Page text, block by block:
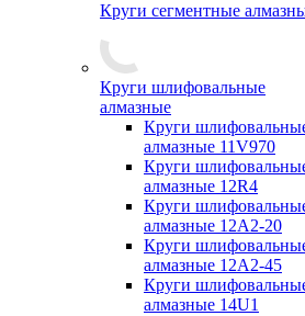
Круги сегментные
Круги шлифовальные
алмазные
Круги
алмазные 11V970
Круги
алмазные 12R4
Круги
алмазные 12А2-20
Круги
алмазные 12А2-45
Круги
алмазные 14U1